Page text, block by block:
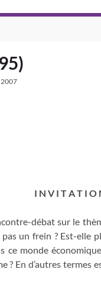
I N V I T A T I O
débat sur le
un frein ? Est-
monde
En d’autres